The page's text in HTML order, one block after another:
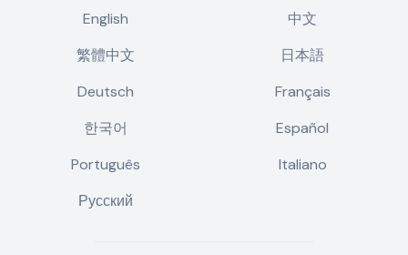
English
中文
繁體中文
日本語
Deutsch
Français
한국어
Español
Português
Italiano
Русский